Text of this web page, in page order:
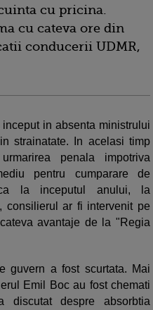
cu pricina.
cu cateva ore din
conducerii UDMR,
in absenta ministrului
strainatate. In acelasi timp
penala impotriva
pentru cumparare de
la inceputul anului, la
consilierul ar fi intervenit pe
avantaje de la "Regia
guvern a fost scurtata. Mai
Emil Boc au fost chemati
discutat despre absorbtia